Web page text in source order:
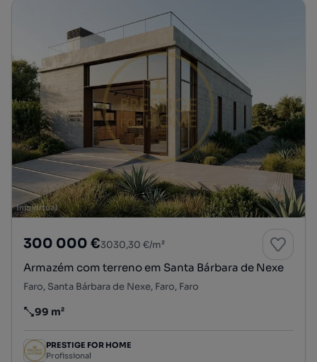
300 000 €3030,30 €/m²
Armazém com terreno em Santa Bárbara de Nexe
Faro, Santa Bárbara de Nexe, Faro, Faro
Preço por metro quadrado
99 m²
PRESTIGE FOR HOME
Profissional